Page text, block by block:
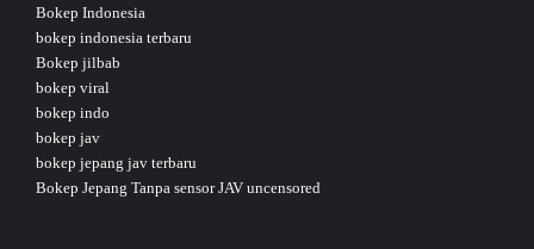
Bokep Indonesia
bokep indonesia terbaru
Bokep jilbab
bokep viral
bokep indo
bokep jav
bokep jepang jav terbaru
Bokep Jepang Tanpa sensor JAV uncensored